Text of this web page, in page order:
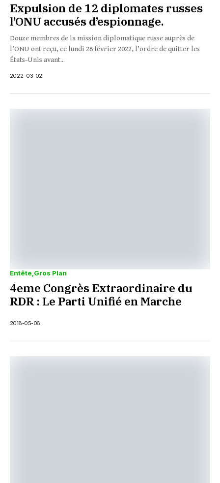
Expulsion de 12 diplomates russes
l’ONU accusés d’espionnage.
Douze membres de la mission diplomatique russe auprès de
l’ONU ont reçu, ce lundi 28 février 2022, l’ordre de quitter les
États-Unis avant...
2022-03-02
Entête Gros Plan
4eme Congrès Extraordinaire du
RDR : Le Parti Unifié en Marche
2018-05-06